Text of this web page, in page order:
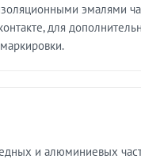
эмалями
для
и алюминиевых